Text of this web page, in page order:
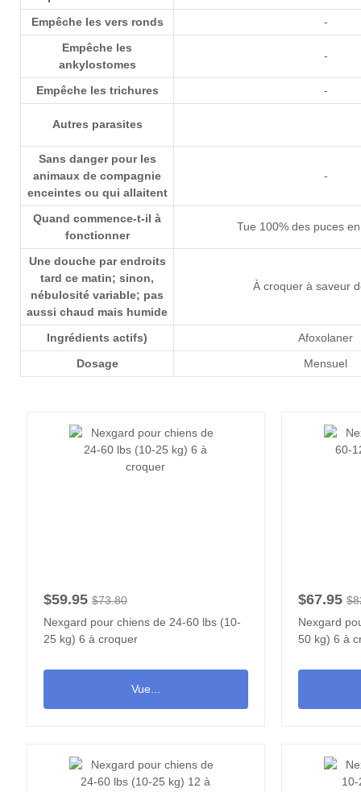
Empêche les vers ronds
-
Empêche les
ankylostomes
-
Empêche les trichures -
Autres parasites
Sans danger pour les
animaux de compagnie
enceintes ou qui allaitent
-
Quand commence-t-il à
fonctionner
Tue 100% des puces
Une douche par endroits
tard ce matin; sinon,
nébulosité variable; pas
aussi chaud mais humide
À croquer à saveur
Ingrédients actifs)
Afoxolaner
Dosage
Mensuel
$59.95 $73.80
Nexgard pour chiens de 24-60 lbs (10-
25 kg) 6 à croquer
Vue...
$67.95
Nexgard
50 kg) 6 à